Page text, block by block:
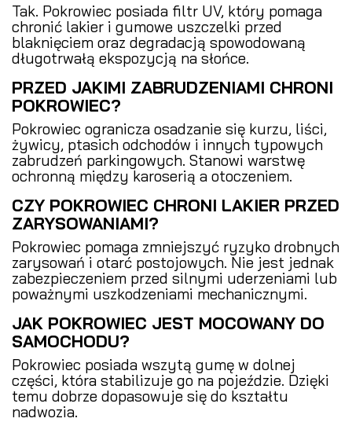
Tak. Pokrowiec posiada filtr UV, który pomaga
chronić lakier i gumowe uszczelki przed
blaknięciem oraz degradacją spowodowaną
długotrwałą ekspozycją na słońce.
PRZED JAKIMI ZABRUDZENIAMI CHRONI
POKROWIEC?
Pokrowiec ogranicza osadzanie się kurzu, liści,
żywicy, ptasich odchodów i innych typowych
zabrudzeń parkingowych. Stanowi warstwę
ochronną między karoserią a otoczeniem.
CZY POKROWIEC CHRONI LAKIER PRZED
ZARYSOWANIAMI?
Pokrowiec pomaga zmniejszyć ryzyko drobnych
zarysowań i otarć postojowych. Nie jest jednak
zabezpieczeniem przed silnymi uderzeniami lub
poważnymi uszkodzeniami mechanicznymi.
JAK POKROWIEC JEST MOCOWANY DO
SAMOCHODU?
Pokrowiec posiada wszytą gumę w dolnej
części, która stabilizuje go na pojeździe. Dzięki
temu dobrze dopasowuje się do kształtu
nadwozia.